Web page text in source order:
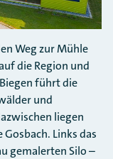
Weg zur Mühle
die Region und
führt die
und
liegen
Links das
gemalerten Silo –